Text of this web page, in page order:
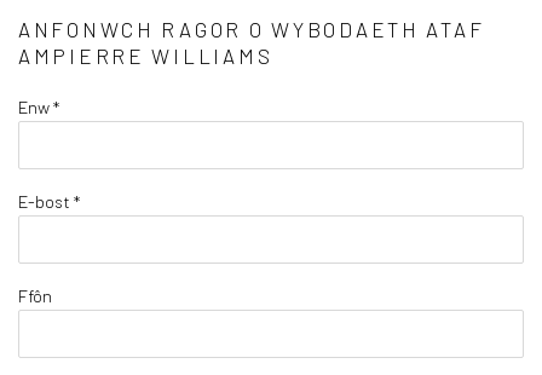
ANFONWCH RAGOR O WYBODAETH ATAF
AM PIERRE WILLIAMS
Enw *
E-bost *
Ffôn